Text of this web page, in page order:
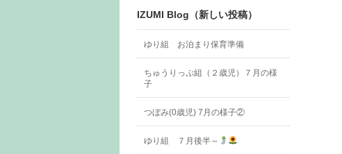
IZUMI Blog（新しい投稿）
ゆり組 お泊まり保育準備
ちゅうりっぷ組（２歳児）７月の様
子
つぼみ(0歳児) 7月の様子②
ゆり組 ７月後半～